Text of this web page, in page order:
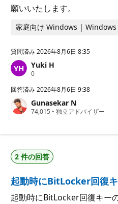
願いいたします。
家庭向け Windows |
質問済み2026年8月6日 8:35
Yuki H
0評
の
イ
ン
回答済み2026年8月6日 9:38
Gunasekar N
74,015 評
ト
• 独立アドバイザー
2 件の回答
起動時にBitLocker回復
起動時にBitLocker回復キー